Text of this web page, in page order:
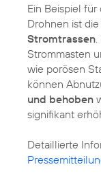
Ein Beispiel
Drohnen ist die
Stromtrassen
Strommasten
wie porösen
können
und behoben
signifikant
Detaillierte